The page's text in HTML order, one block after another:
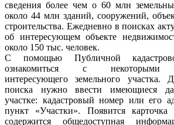
сведения более чем о 60 млн
около 44 млн зданий, сооружений,
строительства. Ежедневно в поисках
об интересующем объекте
около 150 тыс. человек.
С помощью Публичной
ознакомиться с некоторыми
интересующего земельного участка.
поиска нужно ввести имеющиеся
участке: кадастровый номер или его
пункт «Участки». Появится карточка
содержится общедоступная